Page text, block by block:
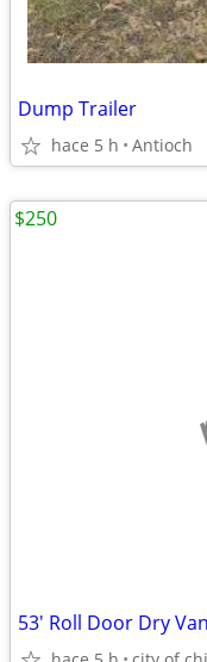
Dump Trailer
hace 5 h Antioch
53' Roll Door Dry
$250